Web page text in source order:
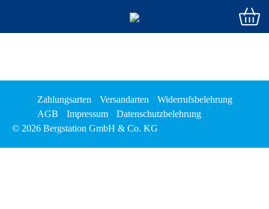
Zahlungsarten Versandarten
Widerrufsbelehrung
AGB
Impressum
Datenschutzbelehrung
© 2026 Bergstation GmbH & Co. KG